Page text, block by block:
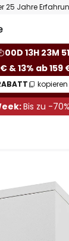
25 Jahre
00D 13H 23M
& 13% ab 159
kopieren
Bis zu -70%